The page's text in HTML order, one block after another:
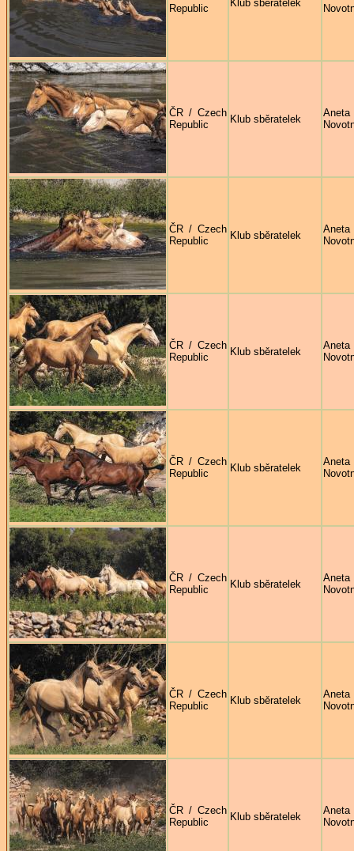
Republic
Klub sběratelek
ČR / Czech
Republic
Klub sběratelek
Aneta
ČR / Czech
Republic
Klub sběratelek
Aneta
ČR / Czech
Republic
Klub sběratelek
Aneta
ČR / Czech
Republic
Klub sběratelek
Aneta
ČR / Czech
Republic
Klub sběratelek
Aneta
ČR / Czech
Republic
Klub sběratelek
Aneta
ČR / Czech
Republic
Klub sběratelek
Aneta